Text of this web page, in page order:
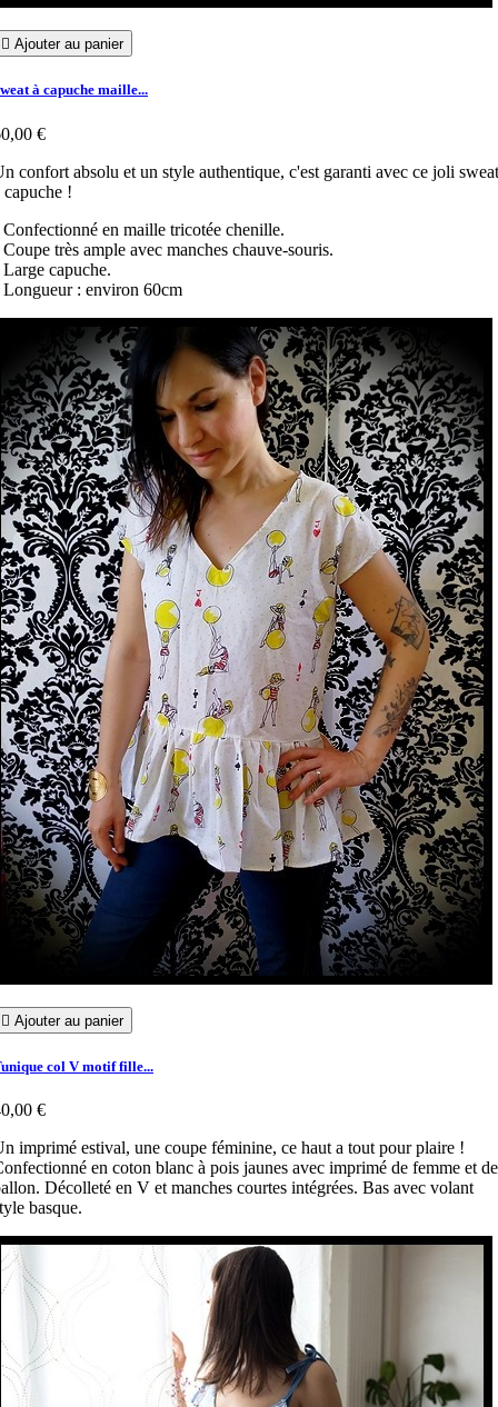
 Ajouter au panier
à capuche maille...
€
confort absolu et un style authentique, c'est garanti avec ce joli sweat
capuche !
Confectionné en maille tricotée chenille.
Coupe très ample avec manches chauve-souris.
Large capuche.
Longueur : environ 60cm
 Ajouter au panier
col V motif fille...
€
imprimé estival, une coupe féminine, ce haut a tout pour plaire !
en coton blanc à pois jaunes avec imprimé de femme et de
Décolleté en V et manches courtes intégrées. Bas avec volant
basque.